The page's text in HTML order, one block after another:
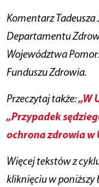
Komentarz
Departamentu
Województwa
Funduszu Zdrowia.
Przeczytaj także:„W
„Przypadek
ochrona zdrowia w
Więcej tekstówz
kliknięciu w poniższy